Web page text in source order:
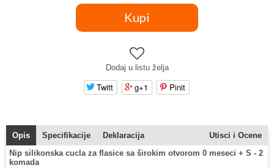
Dodaj u listu želja
Twitt g+1 Pinit
Opis Specifikacije Deklaracija
Utisci i Ocene
Nip silikonska cucla za flasice sa širokim otvorom 0 meseci + S - 2
komada